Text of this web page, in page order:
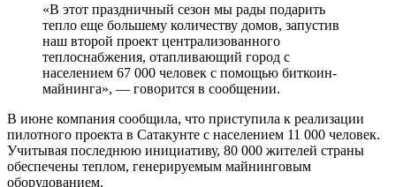
«В этот праздничный сезон мы рады подарить
тепло еще большему количеству домов, запустив
наш второй проект централизованного
теплоснабжения, отапливающий город с
населением 67 000 человек с помощью биткоин-
майнинга», — говорится в сообщении.
В июне компания сообщила, что приступила к реализации
пилотного проекта в Сатакунте с населением 11 000 человек.
Учитывая последнюю инициативу, 80 000 жителей страны
обеспечены теплом, генерируемым майнинговым
оборудованием.